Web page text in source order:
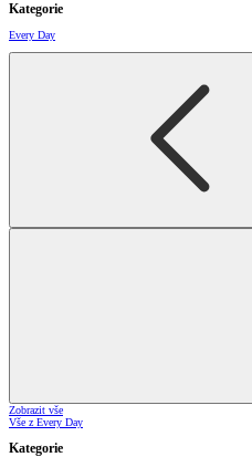
Kategorie
Every Day
Zobrazit vše
Vše z Every Day
Kategorie